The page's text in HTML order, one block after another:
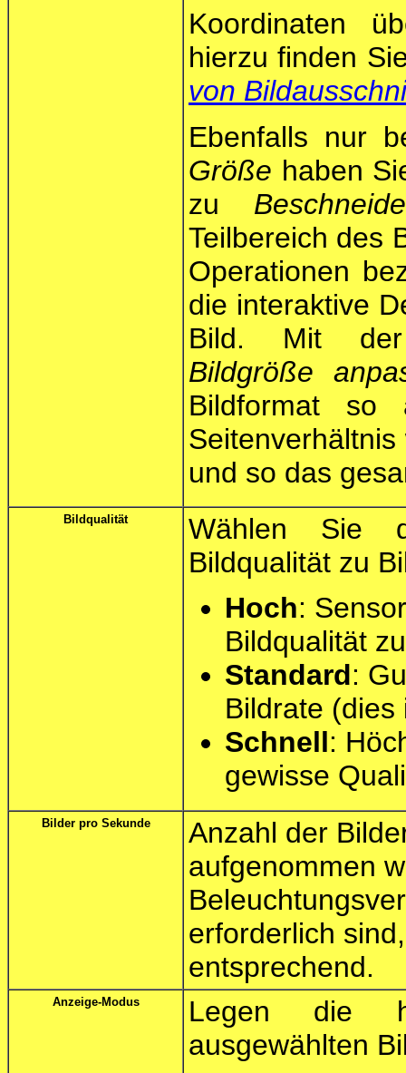
Koordinaten
hierzu finden
von
Ebenfalls nur
Größe haben
zu
Teilbereich des
Operationen
die interaktive
Bild. Mit
Bildgröße
Bildformat so
und so das
Bildqualität
Wählen Sie
Bildqualität zu
Hoch:
Bildqualität
Standard:
Bildrate
Schnell:
gewisse
Bilder pro Sekunde
Anzahl der
aufgenommen
erforderlich
entsprechend.
Anzeige-Modus
Legen die
ausgewählten